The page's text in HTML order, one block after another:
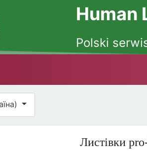
Human
Polski
Листівки